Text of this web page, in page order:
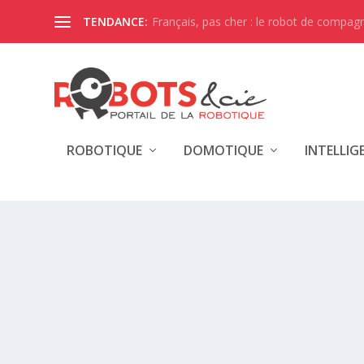
TENDANCE: Français, pas cher : le robot de
ROBOTIQUE DOMOTIQUE